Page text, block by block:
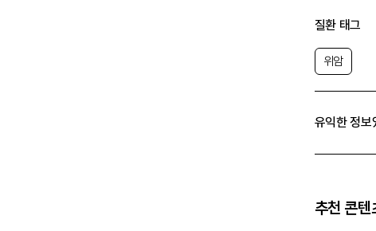
질환 태그
위암
유익한 정보
추천 콘텐